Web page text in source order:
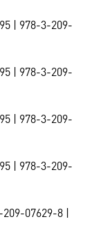
| 978-3-209-
| 978-3-209-
| 978-3-209-
| 978-3-209-
07629-8 |